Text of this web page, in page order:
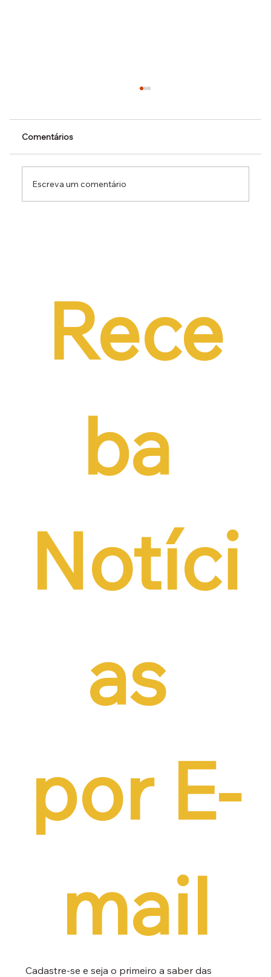
Comentários
Escreva um comentário
Rece
ba
Notíci
as
por E-
mail
Cadastre-se e seja o primeiro a saber das